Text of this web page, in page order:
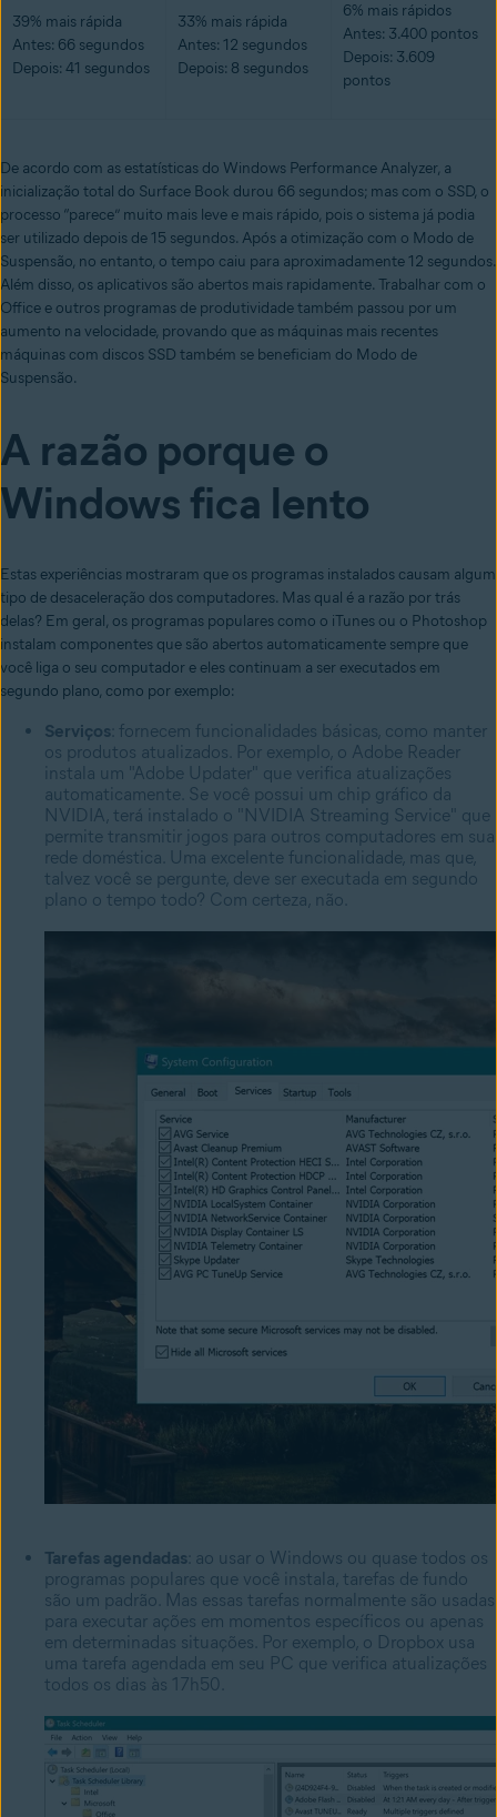
39% mais rápida
Antes: 66 segundos
Depois: 41 segundos
33% mais rápida
Antes: 12 segundos
Depois: 8 segundos
6% mais rápidos
Antes: 3.400 pontos
Depois: 3.609
pontos
De acordo com as estatísticas do Windows Performance Analyzer, a
inicialização total do Surface Book durou 66 segundos; mas com o SSD, o
processo “parece” muito mais leve e mais rápido, pois o sistema já podia
ser utilizado depois de 15 segundos. Após a otimização com o Modo de
Suspensão, no entanto, o tempo caiu para aproximadamente 12 segundos.
Além disso, os aplicativos são abertos mais rapidamente. Trabalhar com o
Office e outros programas de produtividade também passou por um
aumento na velocidade, provando que as máquinas mais recentes
máquinas com discos SSD também se beneficiam do Modo de
Suspensão.
A razão porque o
Windows fica lento
Estas experiências mostraram que os programas instalados causam algum
tipo de desaceleração dos computadores. Mas qual é a razão por trás
delas? Em geral, os programas populares como o iTunes ou o Photoshop
instalam componentes que são abertos automaticamente sempre que
você liga o seu computador e eles continuam a ser executados em
segundo plano, como por exemplo:
Serviços : fornecem funcionalidades básicas, como manter
os produtos atualizados. Por exemplo, o Adobe Reader
instala um "Adobe Updater" que verifica atualizações
automaticamente. Se você possui um chip gráfico da
NVIDIA, terá instalado o "NVIDIA Streaming Service" que
permite transmitir jogos para outros computadores em sua
rede doméstica. Uma excelente funcionalidade, mas que,
talvez você se pergunte, deve ser executada em segundo
plano o tempo todo? Com certeza, não.
Tarefas agendadas : ao usar o Windows ou quase todos os
programas populares que você instala, tarefas de fundo
são um padrão. Mas essas tarefas normalmente são usadas
para executar ações em momentos específicos ou apenas
em determinadas situações. Por exemplo, o Dropbox usa
uma tarefa agendada em seu PC que verifica atualizações
todos os dias às 17h50.